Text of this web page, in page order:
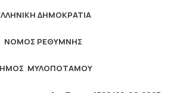
ΔΗΜΟΚΡΑΤΙΑ
ΝΟΜΟΣ ΡΕΘΥΜΝΗΣ
ΜΥΛΟΠΟΤΑΜΟΥ